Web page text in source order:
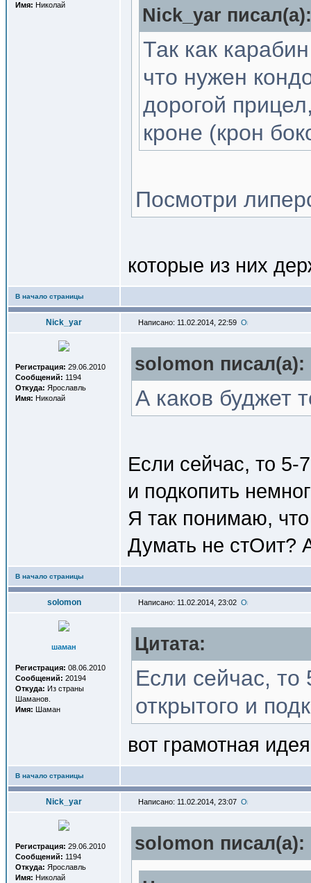
Имя: Николай Nick_yar писал(a):
Так как
что нужен
дорогой
кроне (крон
Посмотри
которые из них
В начало страницы
Nick_yar Написано: 11.02.2014, 22:59
Регистрация: 29.06.2010
Сообщений: 1194
Откуда: Ярославль
Имя: Николай
solomon писал(a):
А каков буджет
Если сейчас, то 5-
и подкопить
Я так понимаю,
Думать не стОит?
В начало страницы
solomon Написано: 11.02.2014, 23:02
шаман
Регистрация: 08.06.2010
Сообщений: 20194
Откуда: Из страны
Шаманов.
Имя: Шаман
Цитата:
Если сейчас, то
открытого и
вот грамотная
В начало страницы
Nick_yar Написано: 11.02.2014, 23:07
Регистрация: 29.06.2010
Сообщений: 1194
Откуда: Ярославль
Имя: Николай
solomon писал(a):